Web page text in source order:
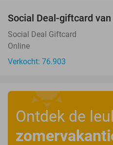
Social Deal-giftcard
Social Deal Giftcard
Online
Verkocht: 76.903
Ontdek de